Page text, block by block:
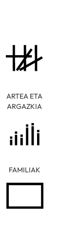
ARTEA ETA
ARGAZKIA
FAMILIAK